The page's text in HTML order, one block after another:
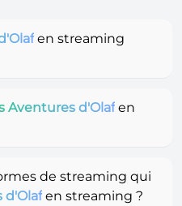
en streaming
Aventures d'Olafen
de streaming qui
d'Olaf en streaming ?